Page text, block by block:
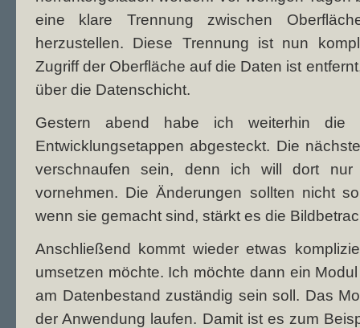
eine klare Trennung zwischen
herzustellen. Diese Trennung ist nun
Zugriff der Oberfläche auf die Daten ist
über die Datenschicht.
Gestern abend habe ich weiterhin
Entwicklungsetappen abgesteckt. Die
verschnaufen sein, denn ich will dort nur
vornehmen. Die Änderungen sollten nicht
wenn sie gemacht sind, stärkt es die
Anschließend kommt wieder etwas
umsetzen möchte. Ich möchte dann ein
am Datenbestand zuständig sein soll. Das
der Anwendung laufen. Damit ist es zum